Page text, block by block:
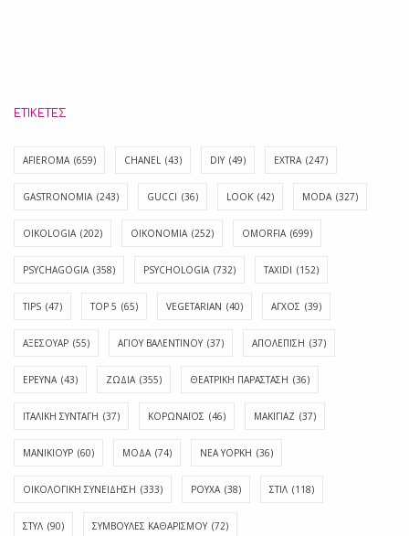
ΕΤΙΚΈΤΕΣ
AFIEROMA (659) CHANEL (43) DIY (49) EXTRA (247)
GASTRONOMIA (243) GUCCI (36) LOOK (42) MODA (327)
OIKOLOGIA (202) OIKONOMIA (252) OMORFIA (699)
PSYCHAGOGIA (358) PSYCHOLOGIA (732) TAXIDI (152)
TIPS (47) TOP 5 (65) VEGETARIAN (40) ΑΓΧΟΣ (39)
ΑΞΕΣΟΥΑΡ (55) ΑΓΊΟΥ ΒΑΛΕΝΤΊΝΟΥ (37) ΑΠΟΛΈΠΙΣΗ (37)
ΕΡΕΥΝΑ (43) ΖΩΔΙΑ (355) ΘΕΑΤΡΙΚΗ ΠΑΡΑΣΤΑΣΗ (36)
ΙΤΑΛΙΚΗ ΣΥΝΤΑΓΗ (37) ΚΟΡΩΝΑΪΟΣ (46) ΜΑΚΙΓΙΑΖ (37)
ΜΑΝΙΚΙΟΥΡ (60) ΜΟΔΑ (74) ΝΕΑ ΥΟΡΚΗ (36)
ΟΙΚΟΛΟΓΙΚΗ ΣΥΝΕΙΔΗΣΗ (333) ΡΟΥΧΑ (38) ΣΤΙΛ (118)
ΣΤΥΛ (90) ΣΥΜΒΟΥΛΕΣ ΚΑΘΑΡΙΣΜΟΥ (72)